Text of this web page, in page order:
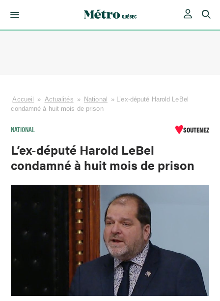
Accueil » Actualités » National » L’ex-député Harold LeBel
condamné à huit mois de prison
NATIONAL SOUTENEZ
L’ex-député Harold LeBel
condamné à huit mois de prison